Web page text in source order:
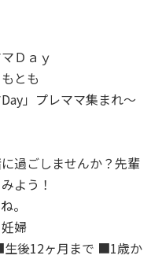
Ｄａｙ
とも
」プレママ集まれ～
過ごしませんか？先輩
よう！
。
婦
後12ヶ月まで ■1歳か